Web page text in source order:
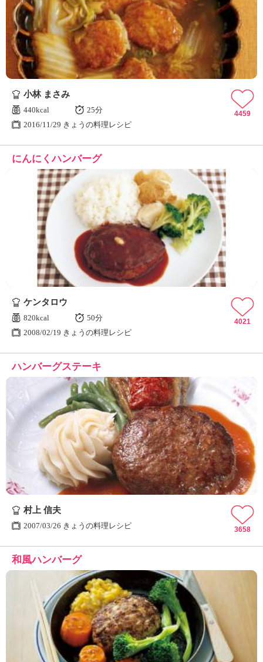
小林 まさみ
440kcal
25分
2016/11/29 きょうの料理レシピ
4459
にんにくハンバーグ
ケンタロウ
820kcal
50分
2008/02/19 きょうの料理レシピ
4021
ハンバーグステーキ
村上 信夫
2007/03/26 きょうの料理レシピ 3658
和風ハンバーグ